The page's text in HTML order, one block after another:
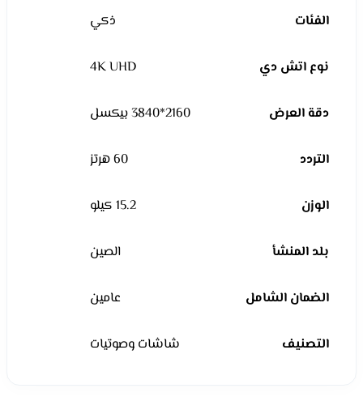
الفئات ذكي
نوع اتش دي 4K UHD
دقة العرض 2160*3840 بيكسل
التردد 60 هرتز
الوزن 15.2 كيلو
بلد المنشأ الصين
الضمان الشامل عامين
التصنيف شاشات وصوتيات